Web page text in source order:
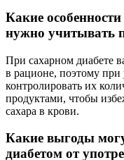
Какие
нужно учитывать
При сахарном диабете
в рационе, поэтому
контролировать их
продуктами, чтобы
сахара в крови.
Какие выгоды
диабетом от